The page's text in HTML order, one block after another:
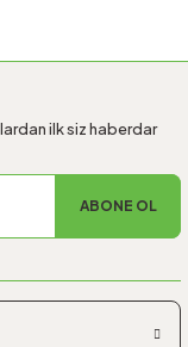
ilk siz haberdar
ABONE OL